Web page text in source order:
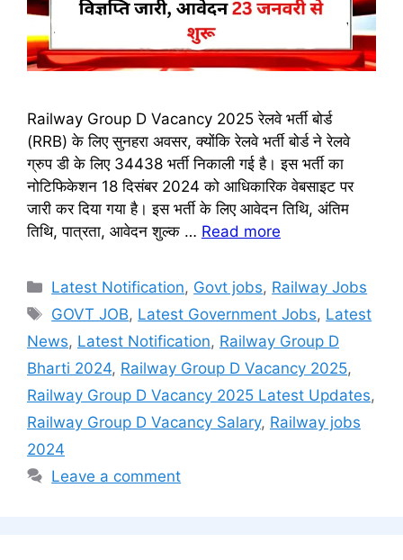
Railway Group D Vacancy 2025 रेलवे भर्ती बोर्ड
(RRB) के लिए सुनहरा अवसर, क्योंकि रेलवे भर्ती बोर्ड ने रेलवे
ग्रुप डी के लिए 34438 भर्ती निकाली गई है। इस भर्ती का
नोटिफिकेशन 18 दिसंबर 2024 को आधिकारिक वेबसाइट पर
जारी कर दिया गया है। इस भर्ती के लिए आवेदन तिथि, अंतिम
तिथि, पात्रता, आवेदन शुल्क … Read more
Categories
Latest Notification, Govt jobs, Railway Jobs
Tags
GOVT JOB, Latest Government Jobs, Latest
News, Latest Notification, Railway Group D
Bharti 2024, Railway Group D Vacancy 2025,
Railway Group D Vacancy 2025 Latest Updates,
Railway Group D Vacancy Salary, Railway jobs
2024
Leave a comment